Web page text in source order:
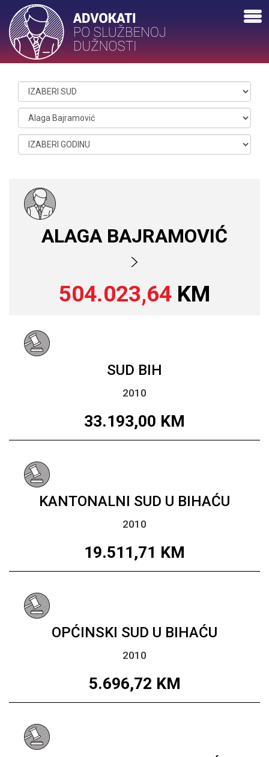
ALAGA BAJRAMOVIĆ
504.023,64 KM
SUD BIH
2010
33.193,00 KM
KANTONALNI SUD U BIHAĆU
2010
19.511,71 KM
OPĆINSKI SUD U BIHAĆU
2010
5.696,72 KM